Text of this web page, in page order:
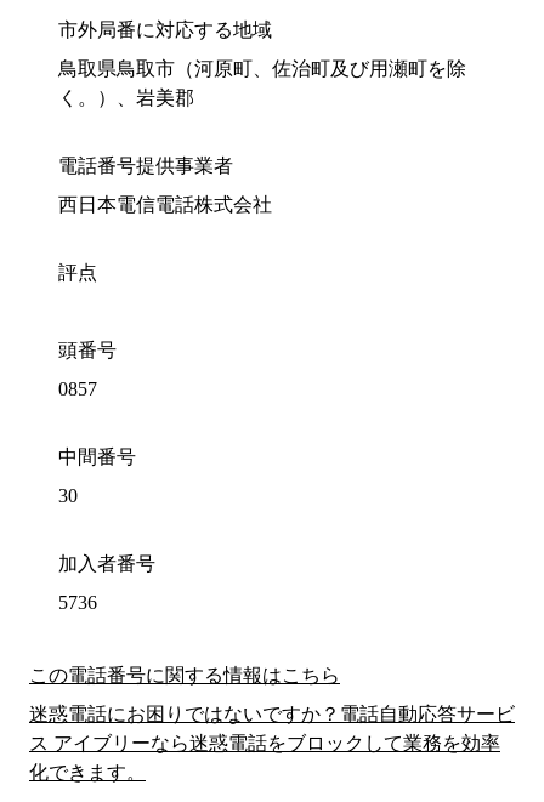
市外局番に対応する地域
鳥取県鳥取市（河原町、佐治町及び用瀬町を除
く。）、岩美郡
電話番号提供事業者
西日本電信電話株式会社
評点
頭番号
0857
中間番号
30
加入者番号
5736
この電話番号に関する情報はこちら
迷惑電話にお困りではないですか？電話自動応答サービ
ス アイブリーなら迷惑電話をブロックして業務を効率
化できます。